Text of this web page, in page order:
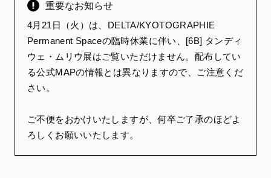
重要なお知らせ
4月21日（火）は、DELTA/KYOTOGRAPHIE
Permanent Spaceの臨時休業に伴い、[6B] タンディ
ウェ・ムリウ展はご覧いただけません。配布してい
る公式MAPの情報とは異なりますので、ご注意くだ
さい。
ご不便をおかけいたしますが、何卒ご了承のほどよ
ろしくお願いいたします。